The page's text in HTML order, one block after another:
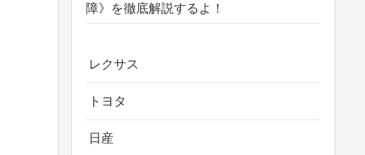
障》を徹底解説するよ！
レクサス
トヨタ
日産